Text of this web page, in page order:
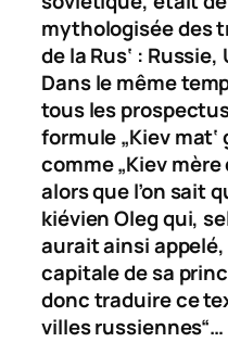
mythologisée des
de laRus‘ : Russie,
Dans le même
tous les
formule „Kiev mat‘
comme „Kiev mère
alors que l’on sait
kiévien Oleg qui,
aurait ainsi
capitale de sa
donc traduire ce
villes russiennes“…